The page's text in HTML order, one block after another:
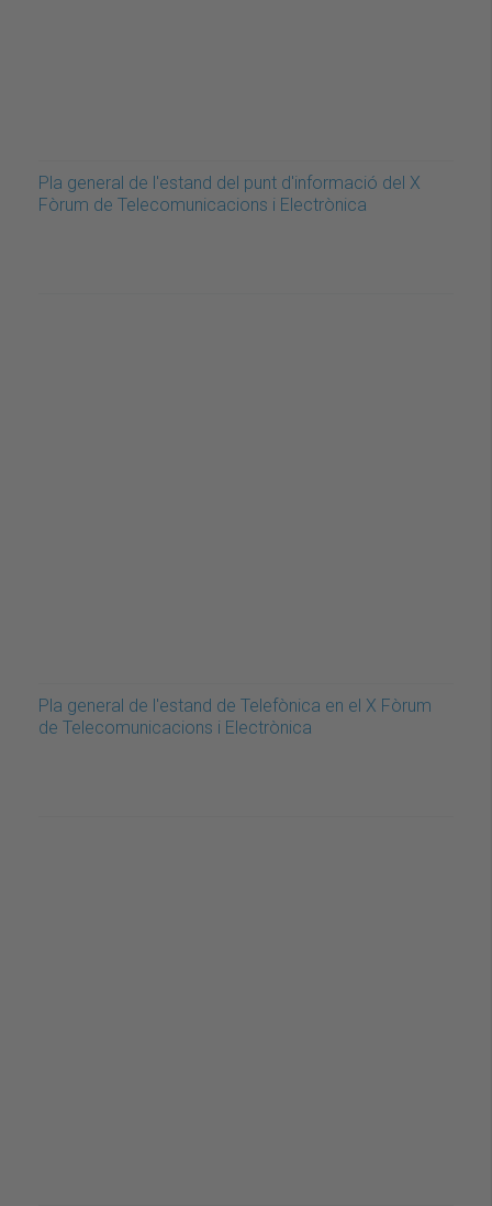
Pla general de l'estand del punt d'informació del X
Fòrum de Telecomunicacions i Electrònica
Pla general de l'estand de Telefònica en el X Fòrum
de Telecomunicacions i Electrònica